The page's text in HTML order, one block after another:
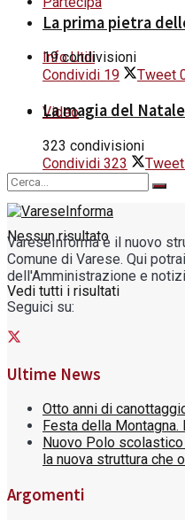
Info Utili
Video
Nessun risultato
Vedi tutti i risultati
La prima pietra
19 condivisioni
Condividi 19 Tweet
La magia del
323 condivisioni
Condividi 323 Tweet
VareseInforma è il nuovo
Comune di Varese. Qui
dell'Amministrazione e
Seguici su:
Ultime News
Otto anni di
Festa della Montagna.
Nuovo Polo
la nuova struttura che
Argomenti